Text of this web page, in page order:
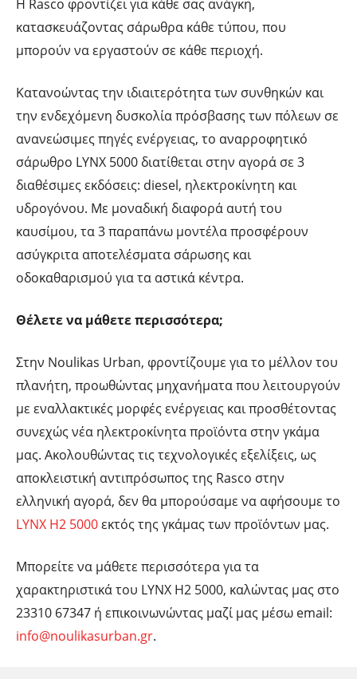
Η Rasco φροντίζει για κάθε σας ανάγκη,
κατασκευάζοντας σάρωθρα κάθε τύπου, που
μπορούν να εργαστούν σε κάθε περιοχή.
Κατανοώντας την ιδιαιτερότητα των συνθηκών και
την ενδεχόμενη δυσκολία πρόσβασης των πόλεων σε
ανανεώσιμες πηγές ενέργειας, το αναρροφητικό
σάρωθρο LYNX 5000 διατίθεται στην αγορά σε 3
διαθέσιμες εκδόσεις: diesel, ηλεκτροκίνητη και
υδρογόνου. Με μοναδική διαφορά αυτή του
καυσίμου, τα 3 παραπάνω μοντέλα προσφέρουν
ασύγκριτα αποτελέσματα σάρωσης και
οδοκαθαρισμού για τα αστικά κέντρα.
Θέλετε να μάθετε περισσότερα;
Στην Noulikas Urban, φροντίζουμε για το μέλλον του
πλανήτη, προωθώντας μηχανήματα που λειτουργούν
με εναλλακτικές μορφές ενέργειας και προσθέτοντας
συνεχώς νέα ηλεκτροκίνητα προϊόντα στην γκάμα
μας. Ακολουθώντας τις τεχνολογικές εξελίξεις, ως
αποκλειστική αντιπρόσωπος της Rasco στην
ελληνική αγορά, δεν θα μπορούσαμε να αφήσουμε το
LYNX H2 5000εκτός της γκάμας των προϊόντων μας.
Μπορείτε να μάθετε περισσότερα για τα
χαρακτηριστικά του LYNX H2 5000, καλώντας μας στο
23310 67347 ή επικοινωνώντας μαζί μας μέσω email:
info@noulikasurban.gr.